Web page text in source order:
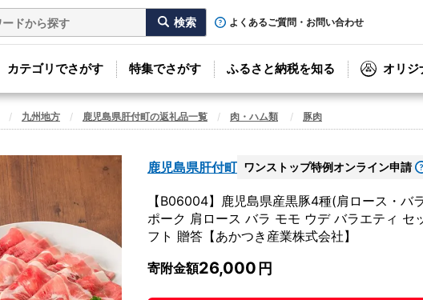
よくあるご質問・お問い合わせ
カテゴリでさがす 特集でさがす ふるさと納税を知る オリジ
九州地方 鹿児島県肝付町の返礼品一覧 肉・ハム類 豚肉
鹿児島県肝付町 ワンストップ特例オンライン申請
【B06004】鹿児島県産黒豚4種(肩ロース・
ポーク 肩ロース バラ モモ ウデ バラエティ
フト 贈答【あかつき産業株式会社】
寄附金額26,000